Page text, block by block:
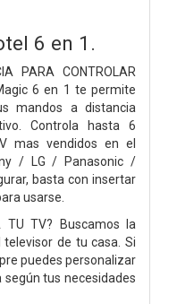
6 en 1.
PARA CONTROLAR
6 en 1 te permite
mandos a distancia
Controla hasta 6
mas vendidos en el
/ LG / Panasonic /
basta con insertar
usarse.
TU TV? Buscamos la
de tu casa. Si
puedes personalizar
tus necesidades